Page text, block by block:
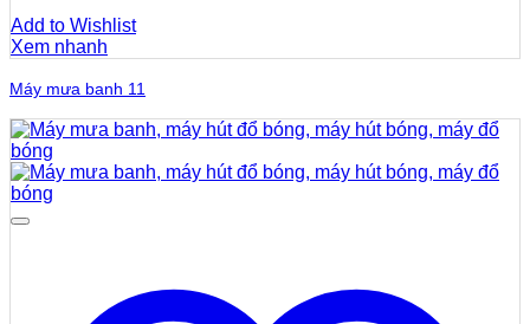
Add to Wishlist
Xem nhanh
Máy mưa banh 11